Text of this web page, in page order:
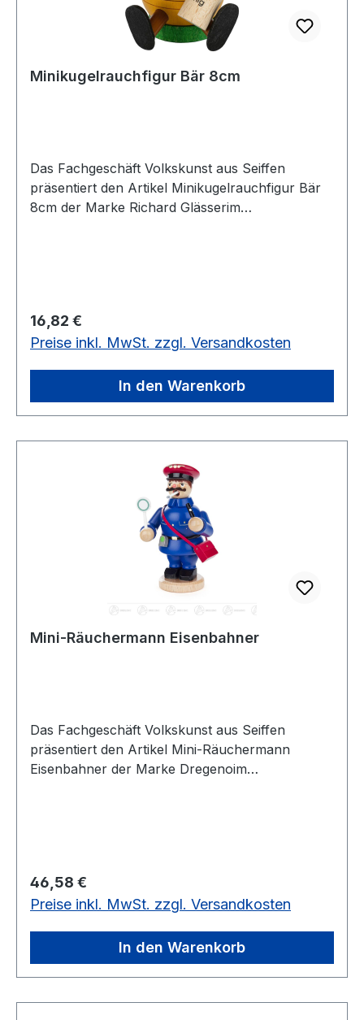
Minikugelrauchfigur Bär 8cm
Das Fachgeschäft Volkskunst aus Seiffen
präsentiert den Artikel Minikugelrauchfigur Bär
8cm der Marke Richard Glässerim
Regulärer Preis:
16,82 €
Preise inkl. MwSt. zzgl. Versandkosten
In den Warenkorb
Mini-Räuchermann Eisenbahner
Das Fachgeschäft Volkskunst aus Seiffen
präsentiert den Artikel Mini-Räuchermann
Eisenbahner der Marke Dregenoim
Regulärer Preis:
46,58 €
Preise inkl. MwSt. zzgl. Versandkosten
In den Warenkorb